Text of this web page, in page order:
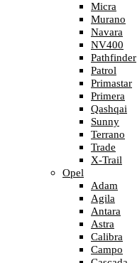
Micra
Murano
Navara
NV400
Pathfinder
Patrol
Primastar
Primera
Qashqai
Sunny
Terrano
Trade
X-Trail
Opel
Adam
Agila
Antara
Astra
Calibra
Campo